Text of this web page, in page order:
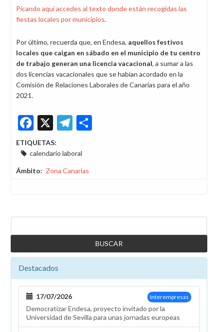
Picando aquí accedes al texto donde están recogidas las
fiestas locales por municipios.
Por último, recuerda que, en Endesa, aquellos festivos
locales que caigan en sábado en el municipio de tu centro
de trabajo generan una licencia vacacional, a sumar a las
dos licencias vacacionales que se habían acordado en la
Comisión de Relaciones Laborales de Canarias para el año
2021.
Facebook
X Telegram
ETIQUETAS:
calendario laboral
Ámbito Zona Canarias
Destacados
Interempresas
17/07/2026
Democratizar Endesa, proyecto invitado por la
Universidad de Sevilla para unas jornadas europeas